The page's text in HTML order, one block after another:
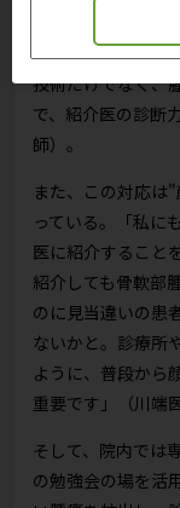
ートして脂肪腫を
せよ、腫瘍を専門
技術だけでなく、
で、紹介医の診断
師）。
また、この対応は
っている。「私に
医に紹介すること
紹介しても骨軟部
のに見当違いの患
ないかと。診療所
ように、普段から
重要です」（川端
そして、院内では
の勉強会の場を活